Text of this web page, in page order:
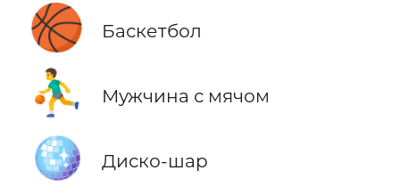
🏀 Баскетбол
⛹️‍♂️ Мужчина с мячом
🪩 Диско-шар